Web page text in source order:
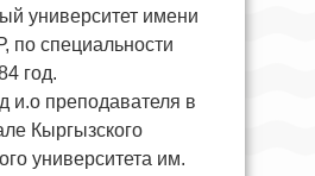
университет имени
по специальности
год.
и.о преподавателя в
Кыргызского
университета им.